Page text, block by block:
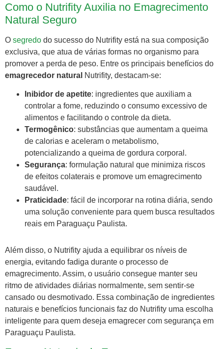
Como o Nutrifity Auxilia no Emagrecimento
Natural Seguro
O segredo do sucesso do Nutrifity está na sua composição
exclusiva, que atua de várias formas no organismo para
promover a perda de peso. Entre os principais benefícios do
emagrecedor natural Nutrifity, destacam-se:
Inibidor de apetite: ingredientes que auxiliam a
controlar a fome, reduzindo o consumo excessivo de
alimentos e facilitando o controle da dieta.
Termogênico: substâncias que aumentam a queima
de calorias e aceleram o metabolismo,
potencializando a queima de gordura corporal.
Segurança: formulação natural que minimiza riscos
de efeitos colaterais e promove um emagrecimento
saudável.
Praticidade: fácil de incorporar na rotina diária, sendo
uma solução conveniente para quem busca resultados
reais em Paraguaçu Paulista.
Além disso, o Nutrifity ajuda a equilibrar os níveis de
energia, evitando fadiga durante o processo de
emagrecimento. Assim, o usuário consegue manter seu
ritmo de atividades diárias normalmente, sem sentir-se
cansado ou desmotivado. Essa combinação de ingredientes
naturais e benefícios funcionais faz do Nutrifity uma escolha
inteligente para quem deseja emagrecer com segurança em
Paraguaçu Paulista.